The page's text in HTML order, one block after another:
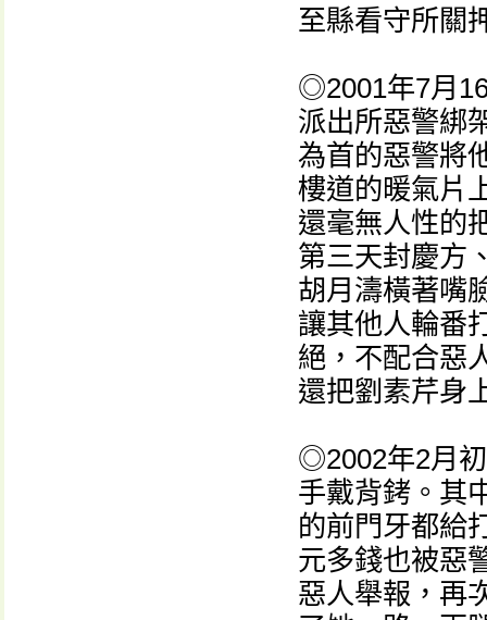
至縣看守所關
◎2001年7月
派出所惡警綁
為首的惡警將
樓道的暖氣片
還毫無人性的
第三天封慶方
胡月濤橫著嘴
讓其他人輪番
絕，不配合惡
還把劉素芹身
◎2002年2月
手戴背銬。其
的前門牙都給
元多錢也被惡
惡人舉報，再